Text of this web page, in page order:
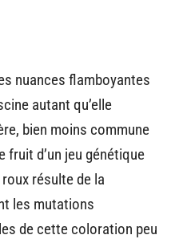
nuances flamboyantes
autant qu’elle
bien moins commune
fruit d’un jeu génétique
résulte de la
les mutations
de cette coloration peu